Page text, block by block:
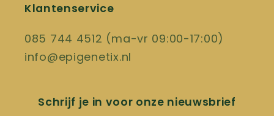
Klantenservice
085 744 4512 (ma-vr 09:00-17:00)
info@epigenetix.nl
Schrijf je in voor onze nieuwsbrief